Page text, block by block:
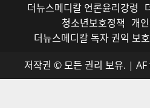
더뉴스메디칼 언론윤리강령
청소년보호정책 개
더뉴스메디칼 독자 권익 보
저작권 © 모든 권리 보유. |